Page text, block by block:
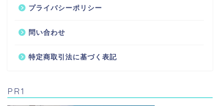
プライバシーポリシー
問い合わせ
特定商取引法に基づく表記
PR1